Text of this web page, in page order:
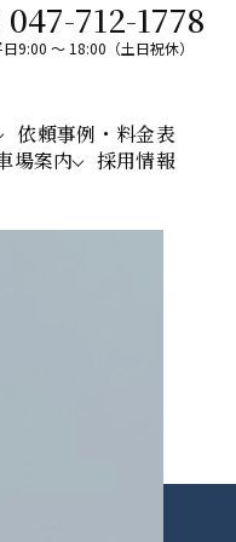
依頼事例・料金表
場案内 採用情報
047-712-1778
9:00 ～ 18:00（土日祝休）